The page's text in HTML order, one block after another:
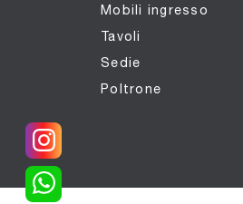
Mobili ingresso
Tavoli
Sedie
Poltrone